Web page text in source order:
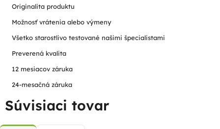
Originalita produktu
Možnosť vrátenia alebo výmeny
Všetko starostlivo testované našimi špecialistami
Preverená kvalita
12 mesiacov záruka
24-mesačná záruka
Súvisiaci tovar